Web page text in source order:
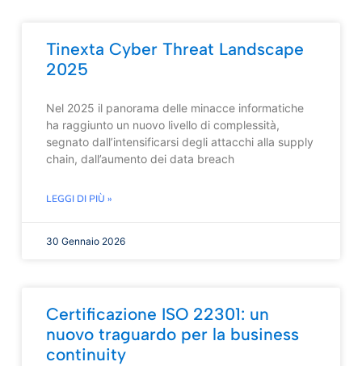
Tinexta Cyber Threat Landscape
2025
Nel 2025 il panorama delle minacce informatiche
ha raggiunto un nuovo livello di complessità,
segnato dall’intensificarsi degli attacchi alla supply
chain, dall’aumento dei data breach
LEGGI DI PIÙ »
30 Gennaio 2026
Certificazione ISO 22301: un
nuovo traguardo per la business
continuity